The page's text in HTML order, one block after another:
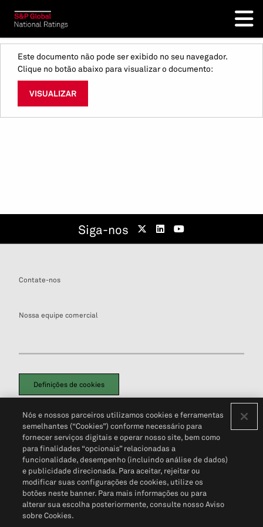
Este documento não pode ser exibido no seu navegador.
Clique no botão abaixo para visualizar o documento:
VISUALIZAR
Siga-nos
Contate-nos
Nossa equipe comercial
Definições de cookies
Política de PrivacidadePortal de privacidade do cliente (em inglês)
Não Venda Minhas Informações Pessoais© 2026 S&P Global
Nós e nossos parceiros utilizamos cookies e ferramentas
semelhantes (“Cookies”) conforme necessário para
fornecer serviços digitais e operar nosso site, bem como
para finalidades “opcionais” relacionadas a
funcionalidade, desempenho (incluindo análise de dados)
e publicidade direcionada. Para aceitar, rejeitar ou
modificar suas configurações de cookies, utilize os
botões neste banner. Para mais informações ou para
alterar sua escolha posteriormente, consulte nosso Aviso
sobre Cookies.